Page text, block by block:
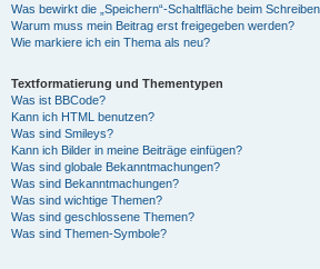
Was bewirkt die „Speichern“-Schaltfläche beim
Warum muss mein Beitrag erst freigegeben werden?
Wie markiere ich ein Thema als neu?
Textformatierung und Thementypen
Was ist BBCode?
Kann ich HTML benutzen?
Was sind Smileys?
Kann ich Bilder in meine Beiträge einfügen?
Was sind globale Bekanntmachungen?
Was sind Bekanntmachungen?
Was sind wichtige Themen?
Was sind geschlossene Themen?
Was sind Themen-Symbole?